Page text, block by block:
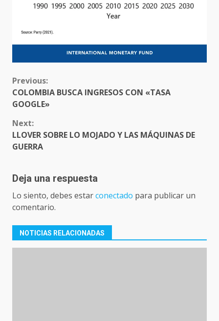
CONTINUE
READING
Previous:
COLOMBIA BUSCA INGRESOS CON «TASA
GOOGLE»
Next:
LLOVER SOBRE LO MOJADO Y LAS MÁQUINAS DE
GUERRA
Deja una respuesta
Lo siento, debes estarconectado para publicar un
comentario.
NOTICIAS RELACIONADAS